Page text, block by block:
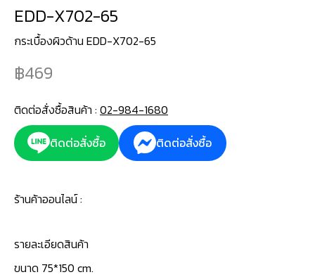
EDD-X702-65
กระเบื้องผิวด้าน EDD-X702-65
469
ติดต่อสั่งซื้อสินค้า : 02-984-1680
ติดต่อสั่งซื้อ
ติดต่อสั่งซื้อ
ร้านค้าออนไลน์ :
รายละเอียดสินค้า
ขนาด 75*150 cm.